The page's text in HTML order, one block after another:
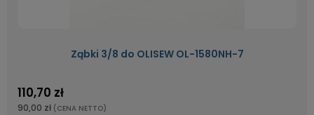
Ząbki 3/8 do OLISEW OL-1580NH-7
110,70 zł
90,00 zł (CENA NETTO)